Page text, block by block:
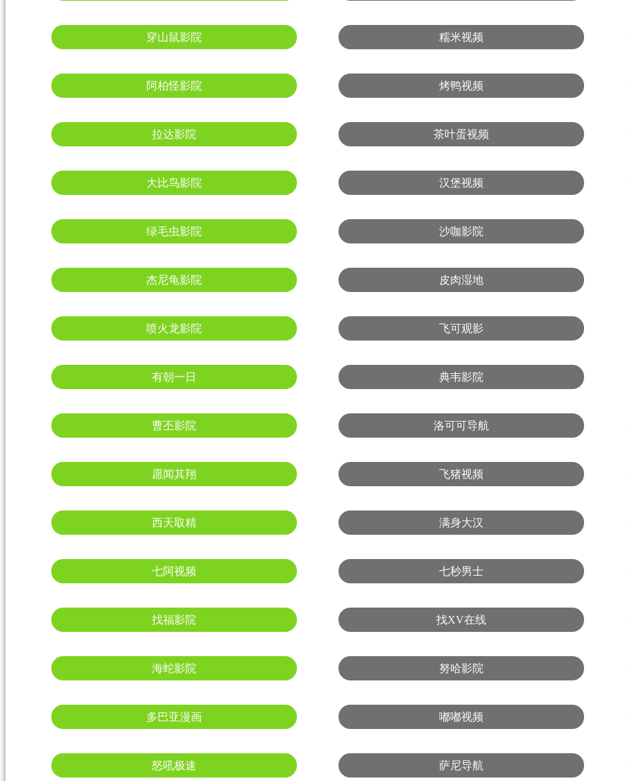
穿山鼠影院 糯米视频
阿柏怪影院 烤鸭视频
拉达影院 茶叶蛋视频
大比鸟影院 汉堡视频
绿毛虫影院 沙咖影院
杰尼龟影院 皮肉湿地
喷火龙影院 飞可观影
有朝一日 典韦影院
曹丕影院 洛可可导航
愿闻其翔 飞猪视频
西天取精 满身大汉
七阿视频 七秒男士
找福影院 找XV在线
海蛇影院 努哈影院
多巴亚漫画 嘟嘟视频
怒吼极速 萨尼导航